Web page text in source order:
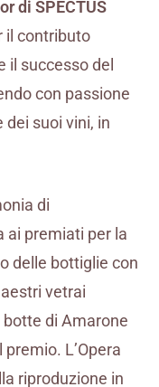
di SPECTUS
il contributo
il successo del
con passione
dei suoi vini, in
di
ai premiati per la
delle bottiglie con
vetrai
di Amarone
L’Opera
riproduzione in